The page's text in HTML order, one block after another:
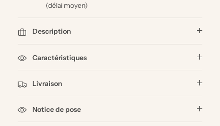
(délai moyen)
Description
Caractéristiques
Livraison
Notice de pose